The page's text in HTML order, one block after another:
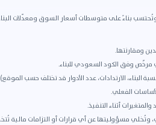
بناءً على متوسطات أسعار السوق ومعدّلات
ومقارنتها.
وفق الكود السعودي للبناء.
البناء، الارتدادات، عدد الأدوار قد تختلف حسب
مسؤوليتها عن أي قرارات أو التزامات مالية تُتخذ